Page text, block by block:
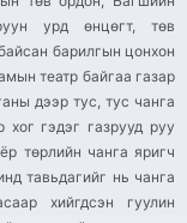
урд өнцөгт, төв
барилгын цонхон
театр байгаа газар
дээр тус, тус чанга
хог гэдэг газрууд руу
төрлийн чанга яригч
тавьдагийг нь чанга
хийгдсэн гуулин